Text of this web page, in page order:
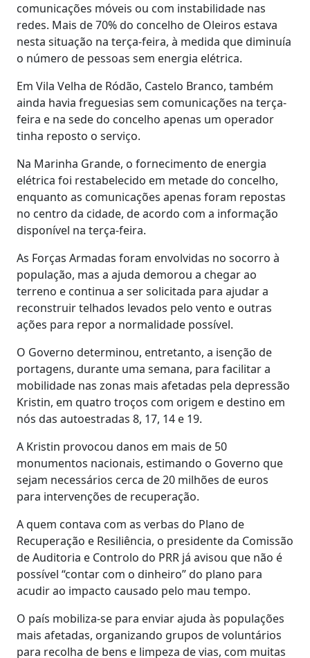
comunicações móveis ou com instabilidade nas
redes. Mais de 70% do concelho de Oleiros estava
nesta situação na terça-feira, à medida que diminuía
o número de pessoas sem energia elétrica.
Em Vila Velha de Ródão, Castelo Branco, também
ainda havia freguesias sem comunicações na terça-
feira e na sede do concelho apenas um operador
tinha reposto o serviço.
Na Marinha Grande, o fornecimento de energia
elétrica foi restabelecido em metade do concelho,
enquanto as comunicações apenas foram repostas
no centro da cidade, de acordo com a informação
disponível na terça-feira.
As Forças Armadas foram envolvidas no socorro à
população, mas a ajuda demorou a chegar ao
terreno e continua a ser solicitada para ajudar a
reconstruir telhados levados pelo vento e outras
ações para repor a normalidade possível.
O Governo determinou, entretanto, a isenção de
portagens, durante uma semana, para facilitar a
mobilidade nas zonas mais afetadas pela depressão
Kristin, em quatro troços com origem e destino em
nós das autoestradas 8, 17, 14 e 19.
A Kristin provocou danos em mais de 50
monumentos nacionais, estimando o Governo que
sejam necessários cerca de 20 milhões de euros
para intervenções de recuperação.
A quem contava com as verbas do Plano de
Recuperação e Resiliência, o presidente da Comissão
de Auditoria e Controlo do PRR já avisou que não é
possível “contar com o dinheiro” do plano para
acudir ao impacto causado pelo mau tempo.
O país mobiliza-se para enviar ajuda às populações
mais afetadas, organizando grupos de voluntários
para recolha de bens e limpeza de vias, com muitas